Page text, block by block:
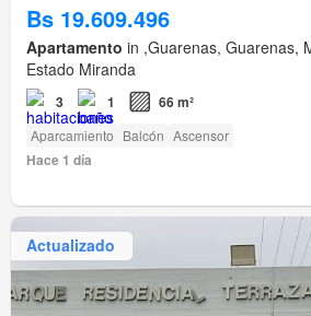
Bs 19.609.496
Apartamento in ,Guarenas, Guarenas,
Estado Miranda
3 1 66 m²
Aparcamiento Balcón Ascensor
Hace 1 día
Actualizado